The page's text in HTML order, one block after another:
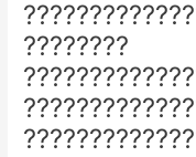
????????